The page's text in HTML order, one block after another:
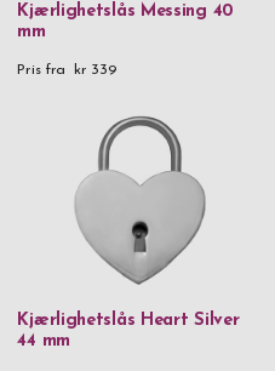
Kjærlighetslås Messing 40
mm
Pris fra kr 339
Kjærlighetslås Heart Silver
44 mm